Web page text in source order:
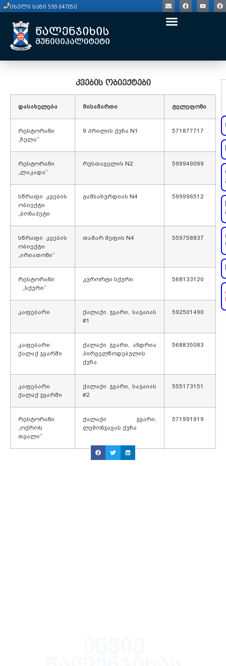
ცხელი ხაზი 599 647050
კვების ობიექტები
დასახელება მისამართი ტელეფონი
რესტორანი
„ჩელა“
9 პრილის ქუჩა N1 571877717
რესტორანი
„ლაკადა“
რუსთაველის N2 599949099
სწრაფი კვების
ობიექტი
„ბონაპეტი
გამსახურდიას N4 599996512
სწრაფი კვების
ობიექტი
„ირიათონი“
თამარ მეფის N4 559758837
რესტორანი
„სქური“
კურორტი სქური 568133120
კაფებარი
ქალაქი ჯვარი, საჯაიას
#1
592501490
კაფებარი
ქალაქ ჯვარში
ქალაქი ჯვარი, ანდრია
პირველწოდებულის
ქუჩა
568835083
კაფებარი
ქალაქ ჯვარში
ქალაქი ჯვარი, საჯაიას
#2
555173151
რესტორანი
„ოქროს
თვალი“
ქალაქი ჯვარი,
ლემონჯავას ქუჩა
571991919